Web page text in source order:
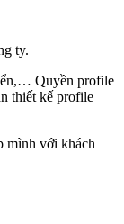
ty.
Quyền profile
thiết kế profile
mình với khách